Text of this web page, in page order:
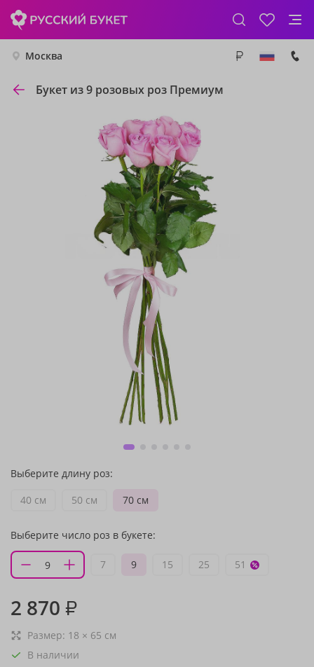
Москва
Букет из 9 розовых роз Премиум
Выберите длину роз:
40 см
50 см 70 см
Выберите число роз в букете:
7 9 15 25 51
2 870 ₽
Размер: 18 × 65 см
В наличии